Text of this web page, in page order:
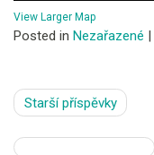
View Larger Map
Posted in Nezařazené |
Navigace
pro
příspěvky
Starší příspěvky
Hledat